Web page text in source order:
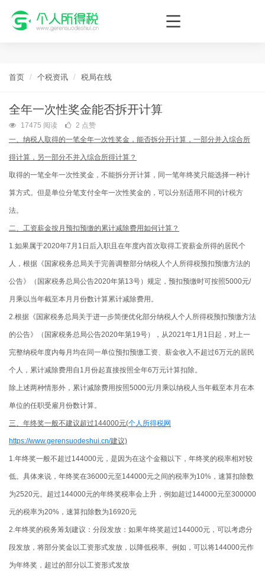
个人所得税网，最新个税资讯平台，您的个税管理专家！
首页 个税资讯 税局在线
全年一次性奖金能否拆开计算
17475 阅读
2 点赞
一、纳税人取得的一笔全年一次性奖金，能否拆分开计算，一部分并入综合所
得计算，另一部分不并入综合所得计算？
取得的一笔全年一次性奖金，不能拆分开计算，同一笔年终奖只能选择一种计
算方式。但是单位分笔支付全年一次性奖金的，可以分别适用不同的计税方
法。
二、工资薪金按月预扣预缴的累计减除费用如何计算？
1.如果属于2020年7月1日后入职且在年度内首次取得工资薪金所得的居民个
人，根据《国家税务总局关于完善调整部分纳税人个人所得税预扣预缴方法的
公告》（国家税务总局公告2020年第13号）规定，预扣预缴时可按照5000元/
月乘以当年截至本月月份数计算累计减除费用。
2.根据《国家税务总局关于进一步简便优化部分纳税人个人所得税预扣预缴方法
的公告》（国家税务总局公告2020年第19号），从2021年1月1日起，对上一
完整纳税年度内每月均在同一单位预扣预缴工资、薪金收入不超过6万元的居民
个人，累计减除费用自1月份起直接按照全年6万元计算扣除。
除上述两种情形外，累计减除费用按照5000元/月乘以纳税人当年截至本月在本
单位的任职受雇月份数计算。
三、年终奖一般不建议超过144000元(个人所得税网
https://www.gerensuodeshui.cn/建议)
1.年终奖一般不超过144000元‌，是因为在这个金额以下，年终奖的税率相对较
低。具体来说，年终奖在36000元至144000元之间的税率为10%，速算扣除数
为2520元‌。超过144000元的年终奖税率会上升，例如超过144000元至300000
元的税率为20%，速算扣除数为16920元‌
2.年终奖的税务筹划建议：分段发放‌：如果年终奖超过144000元，可以考虑分
段发放，将部分奖金以工资形式发放，以降低税率。例如，可以将144000元作
为年终奖，超过的部分以工资形式发放‌